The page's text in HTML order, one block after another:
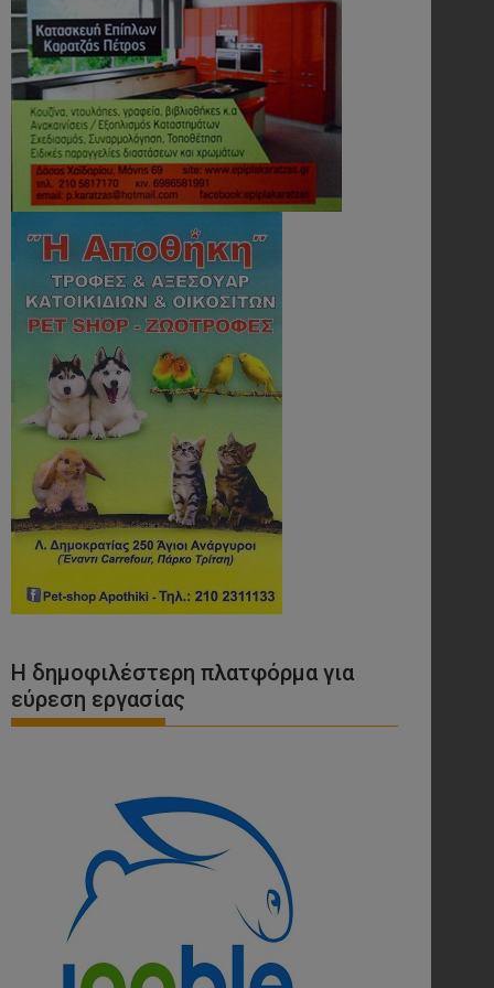
Η δημοφιλέστερη πλατφόρμα για
εύρεση εργασίας